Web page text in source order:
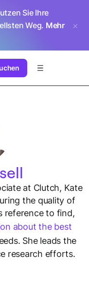
Sie Ihre
Weg. Mehr
at Clutch, Kate
the quality of
reference to find,
about the best
She leads the
research efforts.